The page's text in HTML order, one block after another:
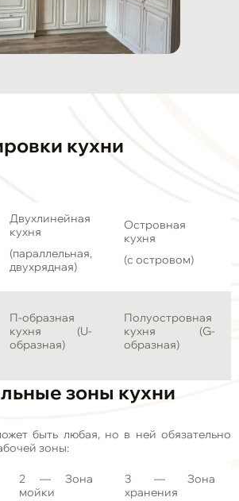
кухни
Двухлинейная
кухня
(параллельная,
двухрядная)
Островная
кухня
(с островом)
П-образная
кухня (U-
образная)
Полуостровная
кухня (G-
образная)
зоны кухни
быть любая, но в ней обязательно
зоны:
2 — Зона
мойки
3 — Зона
хранения